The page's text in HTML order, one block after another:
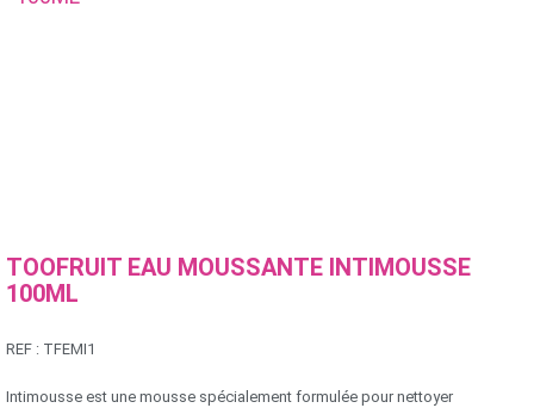
TOOFRUIT EAU MOUSSANTE INTIMOUSSE
100ML
REF : TFEMI1
Intimousse est une mousse spécialement formulée pour nettoyer